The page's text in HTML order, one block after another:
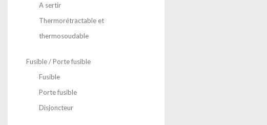
A sertir
Thermorétractable et
thermosoudable
Fusible / Porte fusible
Fusible
Porte fusible
Disjoncteur